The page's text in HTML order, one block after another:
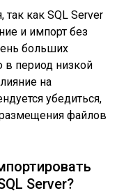
так как SQL Server
и импорт без
больших
период низкой
на
убедиться,
размещения файлов
Server?